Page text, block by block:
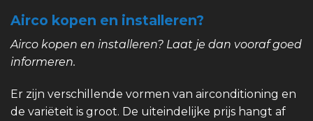
Airco kopen en installeren?
Airco kopen en installeren? Laat je dan vooraf goed
informeren.
Er zijn verschillende vormen van airconditioning en
de variëteit is groot. De uiteindelijke prijs hangt af